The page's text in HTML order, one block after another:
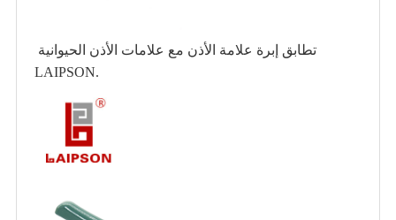
LAIPSON.